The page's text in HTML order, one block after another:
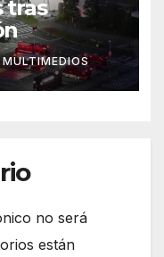
tras
no será
están